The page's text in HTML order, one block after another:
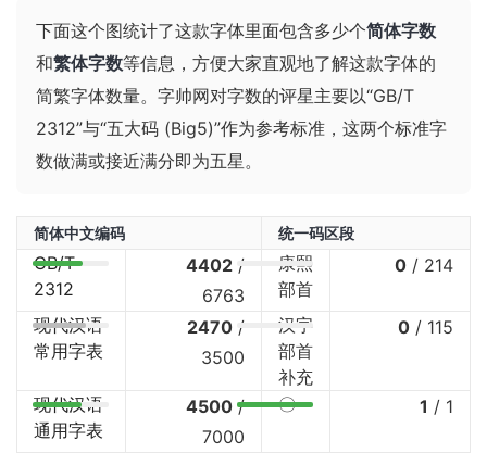
下面这个图统计了这款字体里面包含多少个简体字数
和繁体字数等信息，方便大家直观地了解这款字体的
简繁字体数量。字帅网对字数的评星主要以“GB/T
2312”与“五大码 (Big5)”作为参考标准，这两个标准字
数做满或接近满分即为五星。
简体中文编码 统一码区段
GB/T
2312
4402 /
6763
康熙
部首
0 / 214
现代汉语
常用字表
2470 /
3500
汉字
部首
补充
0 / 115
现代汉语
通用字表
4500 /
7000
〇 1 / 1